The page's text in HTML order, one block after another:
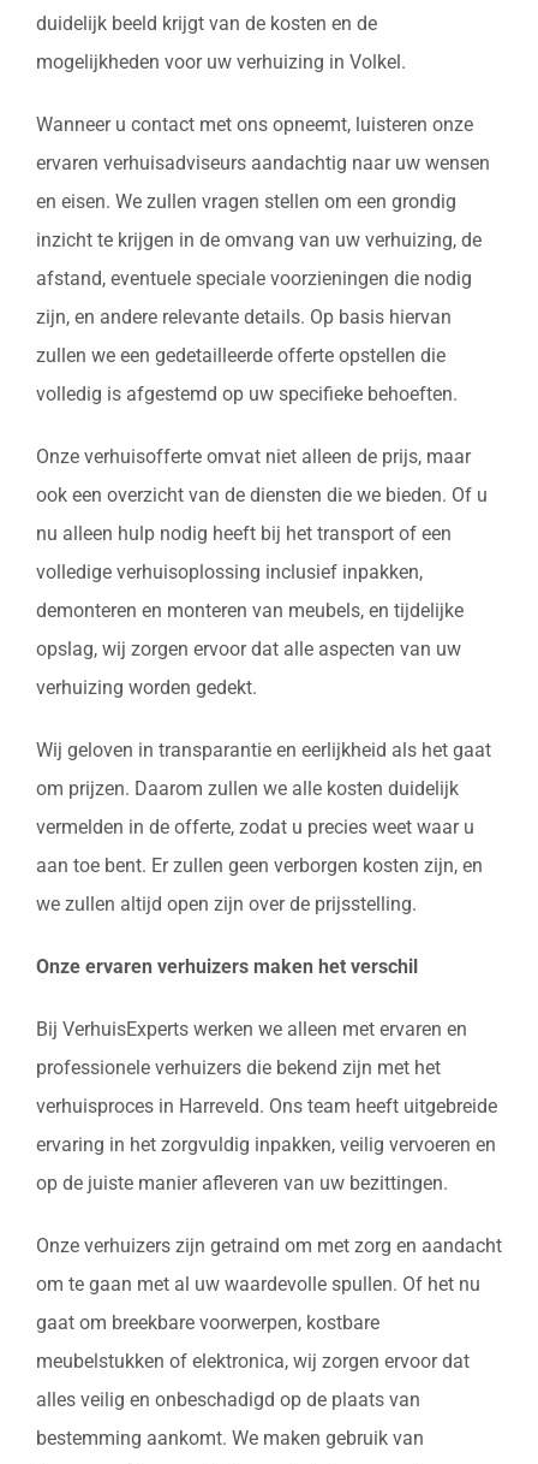
duidelijk beeld krijgt van de kosten en de
mogelijkheden voor uw verhuizing in Volkel.
Wanneer u contact met ons opneemt, luisteren onze
ervaren verhuisadviseurs aandachtig naar uw wensen
en eisen. We zullen vragen stellen om een grondig
inzicht te krijgen in de omvang van uw verhuizing, de
afstand, eventuele speciale voorzieningen die nodig
zijn, en andere relevante details. Op basis hiervan
zullen we een gedetailleerde offerte opstellen die
volledig is afgestemd op uw specifieke behoeften.
Onze verhuisofferte omvat niet alleen de prijs, maar
ook een overzicht van de diensten die we bieden. Of u
nu alleen hulp nodig heeft bij het transport of een
volledige verhuisoplossing inclusief inpakken,
demonteren en monteren van meubels, en tijdelijke
opslag, wij zorgen ervoor dat alle aspecten van uw
verhuizing worden gedekt.
Wij geloven in transparantie en eerlijkheid als het gaat
om prijzen. Daarom zullen we alle kosten duidelijk
vermelden in de offerte, zodat u precies weet waar u
aan toe bent. Er zullen geen verborgen kosten zijn, en
we zullen altijd open zijn over de prijsstelling.
Onze ervaren verhuizers maken het verschil
Bij VerhuisExperts werken we alleen met ervaren en
professionele verhuizers die bekend zijn met het
verhuisproces in Harreveld. Ons team heeft uitgebreide
ervaring in het zorgvuldig inpakken, veilig vervoeren en
op de juiste manier afleveren van uw bezittingen.
Onze verhuizers zijn getraind om met zorg en aandacht
om te gaan met al uw waardevolle spullen. Of het nu
gaat om breekbare voorwerpen, kostbare
meubelstukken of elektronica, wij zorgen ervoor dat
alles veilig en onbeschadigd op de plaats van
bestemming aankomt. We maken gebruik van